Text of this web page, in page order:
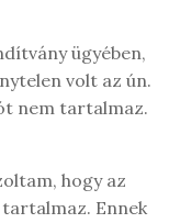
ügyében,
volt az ún.
nem tartalmaz.
hogy az
Ennek